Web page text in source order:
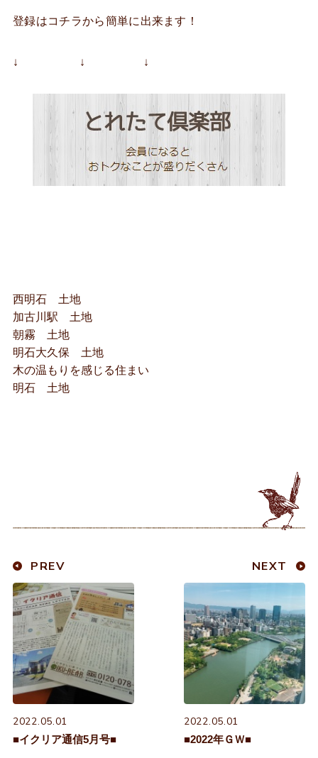
登録はコチラから簡単に出来ます！
↓ ↓ ↓
西明石 土地
加古川駅 土地
朝霧 土地
明石大久保 土地
木の温もりを感じる住まい
明石 土地
PREV
2022.05.01
■イクリア通信5月号■
NEXT
2022.05.01
■2022年ＧＷ■